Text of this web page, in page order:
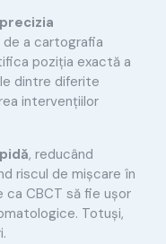
precizia
a cartografia
poziția exactă a
dintre diferite
intervențiilor
, reducând
riscul de mișcare în
CBCT să fie ușor
Totuși,